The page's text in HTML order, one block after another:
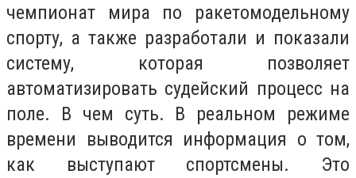
чемпионат мира по ракетомодельному
спорту, а также разработали и показали
систему, которая позволяет
автоматизировать судейский процесс на
поле. В чем суть. В реальном режиме
времени выводится информация о том,
как выступают спортсмены. Это